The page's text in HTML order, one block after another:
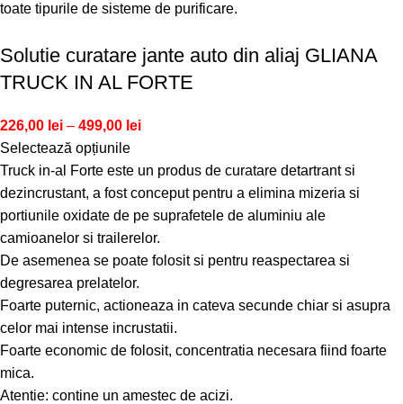
toate tipurile de sisteme de purificare.
Solutie curatare jante auto din aliaj GLIANA
TRUCK IN AL FORTE
226,00 lei – 499,00 lei
Selectează opțiunile
Truck in-al Forte este un produs de curatare detartrant si
dezincrustant, a fost conceput pentru a elimina mizeria si
portiunile oxidate de pe suprafetele de aluminiu ale
camioanelor si trailerelor.
De asemenea se poate folosit si pentru reaspectarea si
degresarea prelatelor.
Foarte puternic, actioneaza in cateva secunde chiar si asupra
celor mai intense incrustatii.
Foarte economic de folosit, concentratia necesara fiind foarte
mica.
Atentie: contine un amestec de acizi.